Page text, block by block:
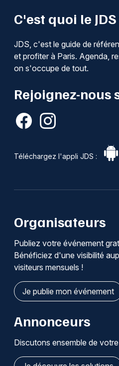
C'est quoi le JDS
JDS, c'est le guide de
et profiter à Paris. Agenda,
on s'occupe de tout.
Rejoignez-nous
Téléchargez l'appli JDS :
Organisateurs
Publiez votre événement
Bénéficiez d'une visibilité
visiteurs mensuels !
Je publie mon événement
Annonceurs
Discutons ensemble de